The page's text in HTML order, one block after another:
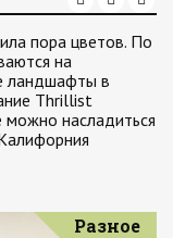
пора цветов. По
на
ландшафты в
Thrillist
можно насладиться
Разное